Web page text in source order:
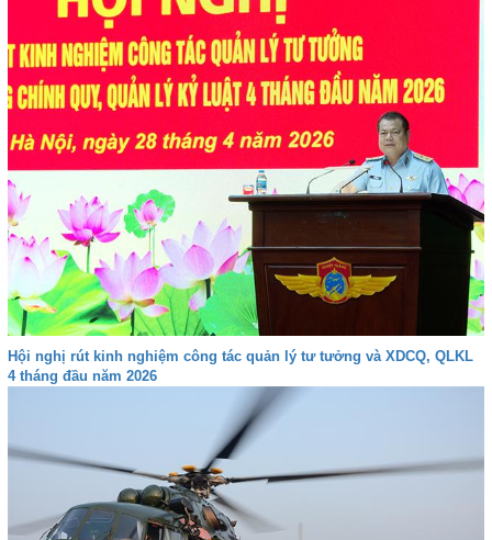
Hội nghị rút kinh nghiệm công tác quản lý tư tưởng và XDCQ, QLKL
4 tháng đầu năm 2026